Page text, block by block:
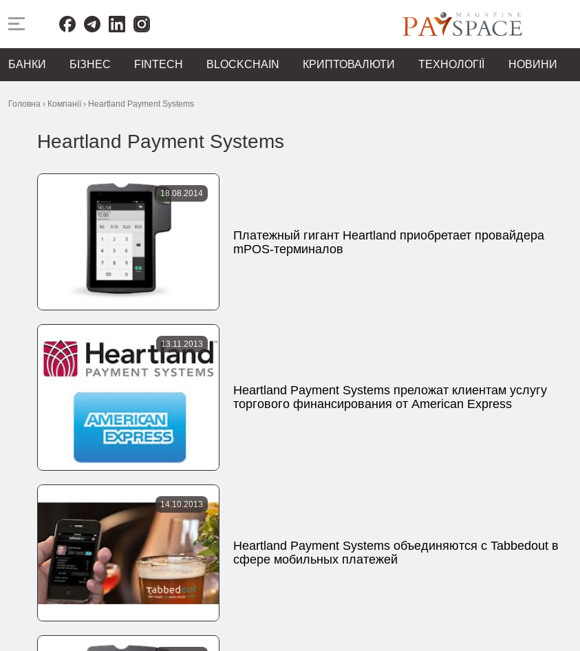
БАНКИ БІЗНЕС FINTECH BLOCKCHAIN КРИПТОВАЛЮТИ ТЕХНОЛОГІЇ НОВИНИ
Головна › Компанії› Heartland Payment Systems
Heartland Payment Systems
18.08.2014
Платежный гигант Heartland приобретает провайдера
mPOS-терминалов
13.11.2013
Heartland Payment Systems преложат клиентам услугу
торгового финансирования от American Express
14.10.2013
Heartland Payment Systems объединяются с Tabbedout в
сфере мобильных платежей